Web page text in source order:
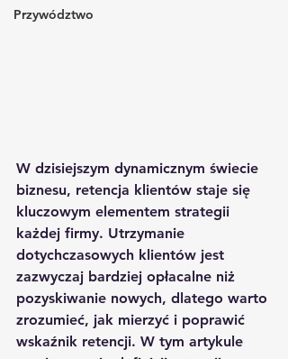
Przywództwo
W dzisiejszym dynamicznym świecie
biznesu, retencja klientów staje się
kluczowym elementem strategii
każdej firmy. Utrzymanie
dotychczasowych klientów jest
zazwyczaj bardziej opłacalne niż
pozyskiwanie nowych, dlatego warto
zrozumieć, jak mierzyć i poprawić
wskaźnik retencji. W tym artykule